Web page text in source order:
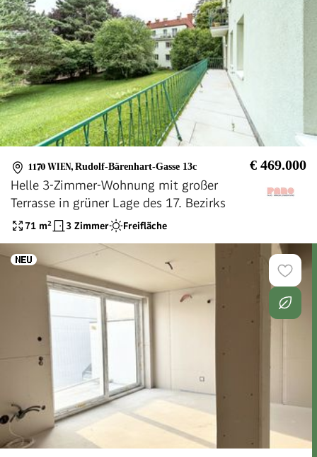
1170 WIEN, Rudolf-Bärenhart-Gasse 13c € 469.000
Helle 3-Zimmer-Wohnung mit großer
Terrasse in grüner Lage des 17. Bezirks
71 m² 3 Zimmer Freifläche